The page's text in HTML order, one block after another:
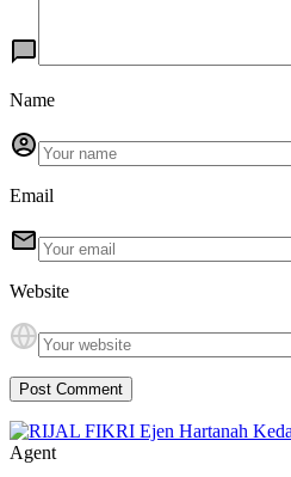
Name
Email
Website
Agent